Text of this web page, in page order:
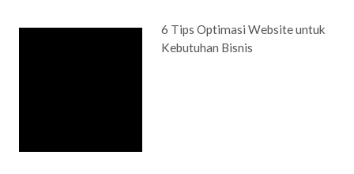
6 Tips Optimasi Website untuk
Kebutuhan Bisnis